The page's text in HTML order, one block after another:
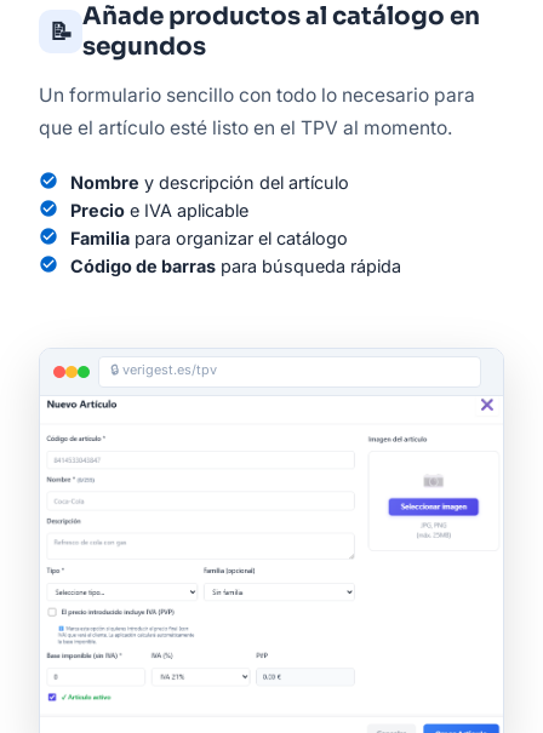
📝 Añade productos al catálogo en
segundos
Un formulario sencillo con todo lo necesario para
que el artículo esté listo en el TPV al momento.
check_circle Nombre y descripción del artículo
check_circle Precioe IVA aplicable
check_circle Familiapara organizar el catálogo
check_circle Código de barraspara búsqueda rápida
🔒 verigest.es/tpv